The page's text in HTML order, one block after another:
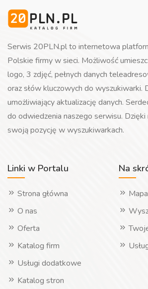
Serwis 20PLN.pl to internetowa
Polskie firmy w sieci. Możliwość
logo, 3 zdjęć, pełnych danych
oraz słów kluczowych do wyszukiwarki.
umożliwiający aktualizację danych.
do odwiedzenia naszego serwisu.
swoją pozycję w wyszukiwarkach.
Linki w Portalu
Strona główna
O nas
Oferta
Katalog firm
Usługi dodatkowe
Katalog stron
Na